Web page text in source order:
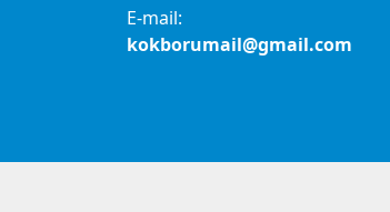
E-mail:
kokborumail@gmail.com